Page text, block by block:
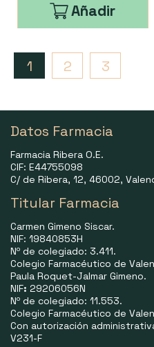
Añadir
1 2 3
Datos Farmacia
Farmacia Ribera O.E.
CIF: E44755098
C/ de Ribera, 12, 46002,
Titular Farmacia
Carmen Gimeno Siscar.
NIF: 19840853H
Nº de colegiado: 3.411.
Colegio Farmacéutico de
Paula Roquet-Jalmar Gimeno.
NIF: 29206056N
Nº de colegiado: 11.553.
Colegio Farmacéutico de
Con autorización
V231-F